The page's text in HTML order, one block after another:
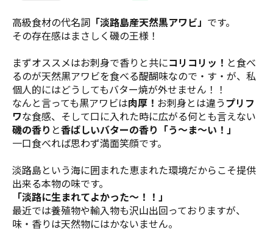
高級食材の代名詞 「淡路島産天然黒アワビ」 です。
その存在感はまさしく磯の王様！
まずオススメはお刺身で香りと共にコリコリッ！ と食べ
るのが天然黒アワビを食べる醍醐味なので・す・が、私
個人的にはどうしてもバター焼が外せません！！
なんと言っても黒アワビは肉厚！ お刺身とは違うプリフ
ワな食感、そして口に入れた時に広がる何とも言えない
磯の香り と香ばしいバターの香り「う～ま～い！」
一口食べれば思わず満面笑顔です。
淡路島という海に囲まれた恵まれた環境だからこそ提供
出来る本物の味です。
「淡路に生まれてよかった～！！」
最近では養殖物や輸入物も沢山出回っておりますが、
味・香りは天然物にはかないません。